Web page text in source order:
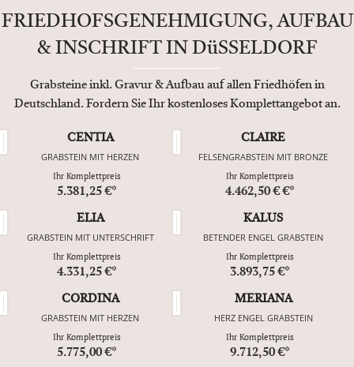
FRIEDHOFSGENEHMIGUNG, AUFBAU
& INSCHRIFT IN DüSSELDORF
Grabsteine inkl. Gravur & Aufbau auf allen Friedhöfen in
Deutschland. Fordern Sie Ihr kostenloses Komplettangebot an.
CENTIA
GRABSTEIN MIT HERZEN
Ihr Komplettpreis
5.381,25 €*
CLAIRE
FELSENGRABSTEIN MIT BRONZE
Ihr Komplettpreis
4.462,50 € €*
ELIA
GRABSTEIN MIT UNTERSCHRIFT
Ihr Komplettpreis
4.331,25 €*
KALUS
BETENDER ENGEL GRABSTEIN
Ihr Komplettpreis
3.893,75 €*
CORDINA
GRABSTEIN MIT HERZEN
Ihr Komplettpreis
5.775,00 €*
MERIANA
HERZ ENGEL GRABSTEIN
Ihr Komplettpreis
9.712,50 €*